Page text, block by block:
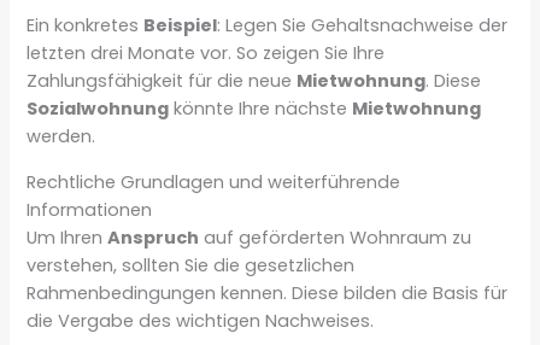
Ein konkretes Beispiel: Legen Sie Gehaltsnachweise der
letzten drei Monate vor. So zeigen Sie Ihre
Zahlungsfähigkeit für die neue Mietwohnung. Diese
Sozialwohnung könnte Ihre nächste Mietwohnung
werden.
Rechtliche Grundlagen und weiterführende
Informationen
Um IhrenAnspruch auf geförderten Wohnraum zu
verstehen, sollten Sie die gesetzlichen
Rahmenbedingungen kennen. Diese bilden die Basis für
die Vergabe des wichtigen Nachweises.